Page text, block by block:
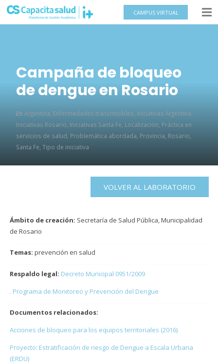
CAMPUS VIRTUAL
Campaña de bloqueo
de dengue en Rosario
Argentina Enfermedades transmisibles Iniciativas Argentina
Iniciativas Rosario Iniciativas Santa Fe Localización Práctica en
servicios de salud Problemática abordada Provincia Rosario
Santa Fe Tipo de iniciativa
VOLVER AL LABORATORIO
Ámbito de creación: Secretaría de Salud Pública, Municipalidad
de Rosario
Temas: prevención en salud
Respaldo legal: Decreto Municipal 0951/2009
. Programa de Monitoreo y Prevención del Dengue
Documentos relacionados:
Acciones de bloqueo para los equipos territoriales (2016)
Proyecto: Estratificación de riesgo de Dengue a Escala Urbana
(ERDU)